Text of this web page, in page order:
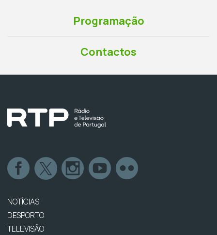
Programação
Contactos
NOTÍCIAS
DESPORTO
TELEVISÃO